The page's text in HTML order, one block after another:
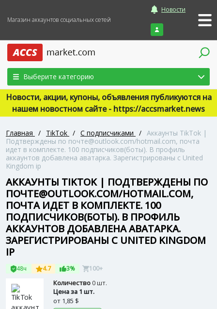
Магазин аккаунтов социальных сетей
Новости
Войти
Выберите категорию
Новости, акции, купоны, объявления публикуются на
нашем новостном сайте - https://accsmarket.news
Главная / TikTok / С подписчиками / Аккаунты TikTok |
Подтверждены по почте@outlook.com/hotmail.com, почта
идет в комплекте. 100 подписчиков(боты). В профиль
аккаунтов добавлена аватарка. Зарегистрированы с United
Kingdom ip
АККАУНТЫ TIKTOK | ПОДТВЕРЖДЕНЫ ПО
ПОЧТЕ@OUTLOOK.COM/HOTMAIL.COM,
ПОЧТА ИДЕТ В КОМПЛЕКТЕ. 100
ПОДПИСЧИКОВ(БОТЫ). В ПРОФИЛЬ
АККАУНТОВ ДОБАВЛЕНА АВАТАРКА.
ЗАРЕГИСТРИРОВАНЫ С UNITED KINGDOM
IP
48ч 4.7 3% 100+
Количество0 шт.
Цена за 1 шт.
от 1,85 $